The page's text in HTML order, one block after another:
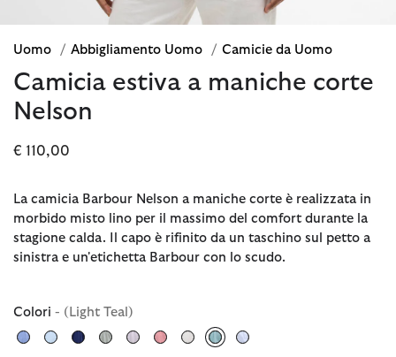
Uomo / Abbigliamento Uomo / Camicie da Uomo
Camicia estiva a maniche corte
Nelson
€ 110,00
La camicia Barbour Nelson a maniche corte è realizzata in
morbido misto lino per il massimo del comfort durante la
stagione calda. Il capo è rifinito da un taschino sul petto a
sinistra e un'etichetta Barbour con lo scudo.
Colori - (Light Teal)